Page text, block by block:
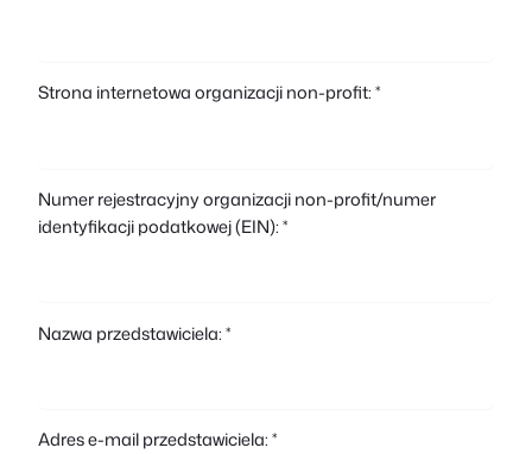
Strona internetowa organizacji non-profit: *
Numer rejestracyjny organizacji non-profit/numer
identyfikacji podatkowej (EIN): *
Nazwa przedstawiciela: *
Adres e-mail przedstawiciela: *